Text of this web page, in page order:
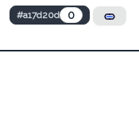
#a17d20d
0